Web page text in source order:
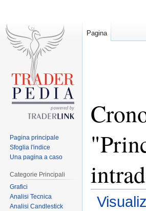
Pagina
Pagina principale
Sfoglia l'indice
Una pagina a caso
Categorie Principali
Grafici
Analisi Tecnica
Analisi Candlestick